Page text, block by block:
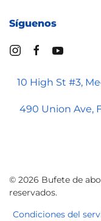
Síguenos
10 High St #3,
490 Union Ave,
© 2026 Bufete de
reservados.
Condiciones del